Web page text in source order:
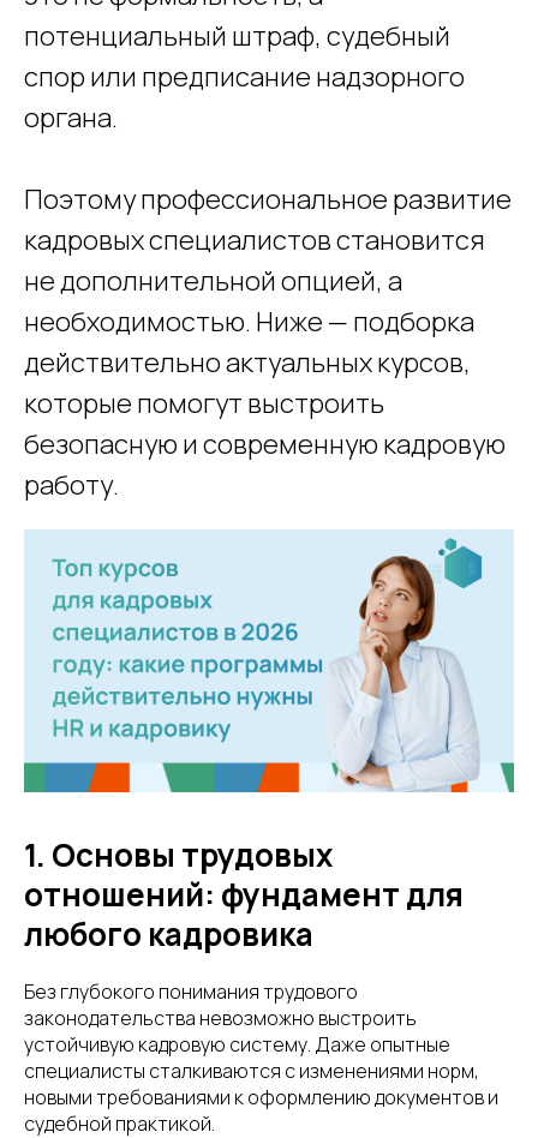
потенциальный штраф, судебный
спор или предписание надзорного
органа.
Поэтому профессиональное развитие
кадровых специалистов становится
не дополнительной опцией, а
необходимостью. Ниже — подборка
действительно актуальных курсов,
которые помогут выстроить
безопасную и современную кадровую
работу.
1. Основы трудовых
отношений: фундамент для
любого кадровика
Без глубокого понимания трудового
законодательства невозможно выстроить
устойчивую кадровую систему. Даже опытные
специалисты сталкиваются с изменениями норм,
новыми требованиями к оформлению документов и
судебной практикой.